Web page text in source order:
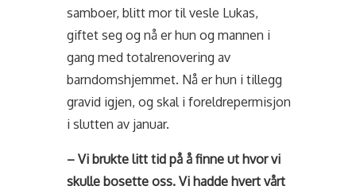
samboer, blitt mor til vesle Lukas,
giftet seg og nå er hun og mannen i
gang med totalrenovering av
barndomshjemmet. Nå er hun i tillegg
gravid igjen, og skal i foreldrepermisjon
i slutten av januar.
– Vi brukte litt tid på å finne ut hvor vi
skulle bosette oss. Vi hadde hvert vårt